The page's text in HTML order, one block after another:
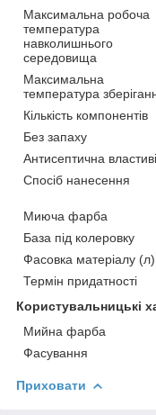
Максимальна робоча
температура
навколишнього
середовища
Максимальна
температура
Кількість компонентів
Без запаху
Антисептична
Спосіб нанесення
Миюча фарба
База під колеровку
Фасовка матеріалу (л)
Термін придатності
Користувальницькі
Мийна фарба
Фасування
Приховати